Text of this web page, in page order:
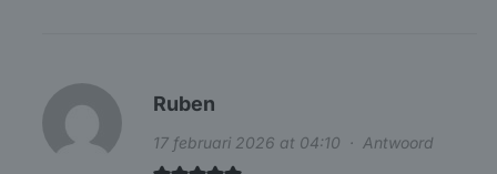
Ruben
17 februari 2026 at 04:10 · Antwoord